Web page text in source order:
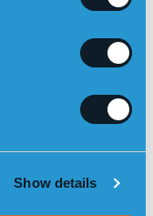
Show details
som
arvelig?